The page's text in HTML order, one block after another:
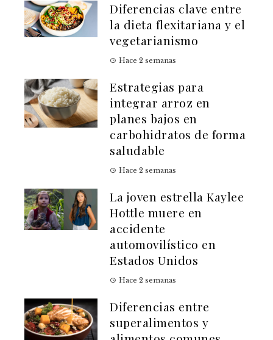
Diferencias clave entre
la dieta flexitariana y el
vegetarianismo
Hace 2 semanas
Estrategias para
integrar arroz en
planes bajos en
carbohidratos de forma
saludable
Hace 2 semanas
La joven estrella Kaylee
Hottle muere en
accidente
automovilístico en
Estados Unidos
Hace 2 semanas
Diferencias entre
superalimentos y